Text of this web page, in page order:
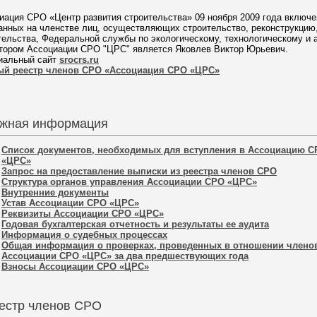
СРО «Центр развития строительства» 09 ноября 2009 года
на членстве лиц, осуществляющих строительство,
Федеральной службы по экологическому, технологическому и
Ассоциации СРО "ЦРС" является Яковлев Виктор Юрьевич.
сайт srocrs.ru
реестр членов СРО «Ассоциация СРО «ЦРС»
информация
Список документов, необходимых для вступления в Ассоциацию
«ЦРС»
Запрос на предоставление выписки из реестра членов СРО
Структура органов управления Ассоциации СРО «ЦРС»
Внутренние документы
Устав Ассоциации СРО «ЦРС»
Реквизиты Ассоциации СРО «ЦРС»
Годовая бухгалтерская отчетность и результаты ее аудита
Информация о судебных процессах
Общая информация о проверках, проведенных в отношении
Ассоциации СРО «ЦРС» за два предшествующих года
Взносы Ассоциации СРО «ЦРС»
членов СРО